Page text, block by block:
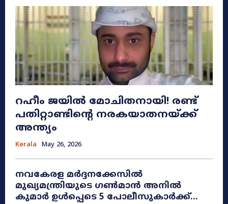
റഹീം ജയിൽ മോചിതനായി! രണ്ട്
പതിറ്റാണ്ടിന്റെ നരകയാതനയ്ക്ക്
അന്ത്യം
Kerala May 26, 2026
നവകേരള മർദ്ദനക്കേസിൽ
മുഖ്യമന്ത്രിയുടെ ഗൺമാൻ അനിൽ
കുമാർ ഉൾപ്പെടെ 5 പോലീസുകാർക്ക്...